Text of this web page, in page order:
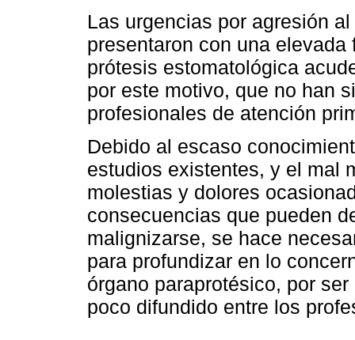
Las urgencias por agresión
presentaron con una
prótesis estomatológica
por este motivo, que no han
profesionales de atención
Debido al escaso
estudios existentes, y el mal
molestias y dolores
consecuencias que pueden
malignizarse, se hace
para profundizar en lo
órgano paraprotésico, por
poco difundido entre los